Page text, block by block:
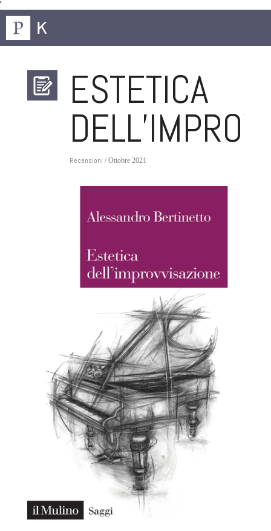
'
ESTETICA
Recensioni / Ottobre 2021